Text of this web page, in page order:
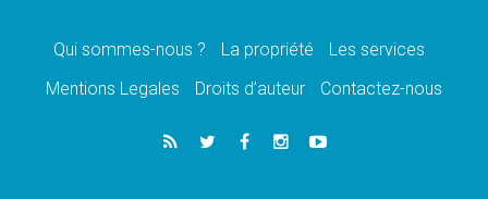
07.08.2026
Calapan devient un diocèse
Congo-Brazzaville: le 15 août, entre solennité
de l'Assomption et mémoire nationale
Qui sommes-nous ? La propriété
Les services
Mentions Legales
Droits d’auteur Contactez-nous